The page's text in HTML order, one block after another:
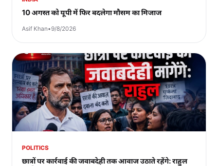
10 अगस्त को यूपी में फिर बदलेगा मौसम का मिजाज
Asif Khan•9/8/2026
POLITICS
छात्रों पर कार्रवाई की जवाबदेही तक आवाज उठाते रहेंगे: राहुल